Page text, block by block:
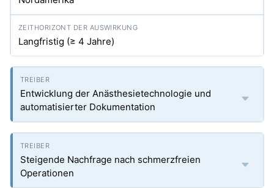
Langfristig (≥ 4 Jahre)
Entwicklung der Anästhesietechnologie und
automatisierter Dokumentation
Steigende Nachfrage nach schmerzfreien
Operationen